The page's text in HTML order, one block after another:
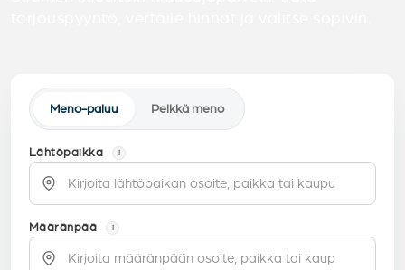
Meno-paluu Pelkkä meno
Lähtöpaikka i
Määränpää i